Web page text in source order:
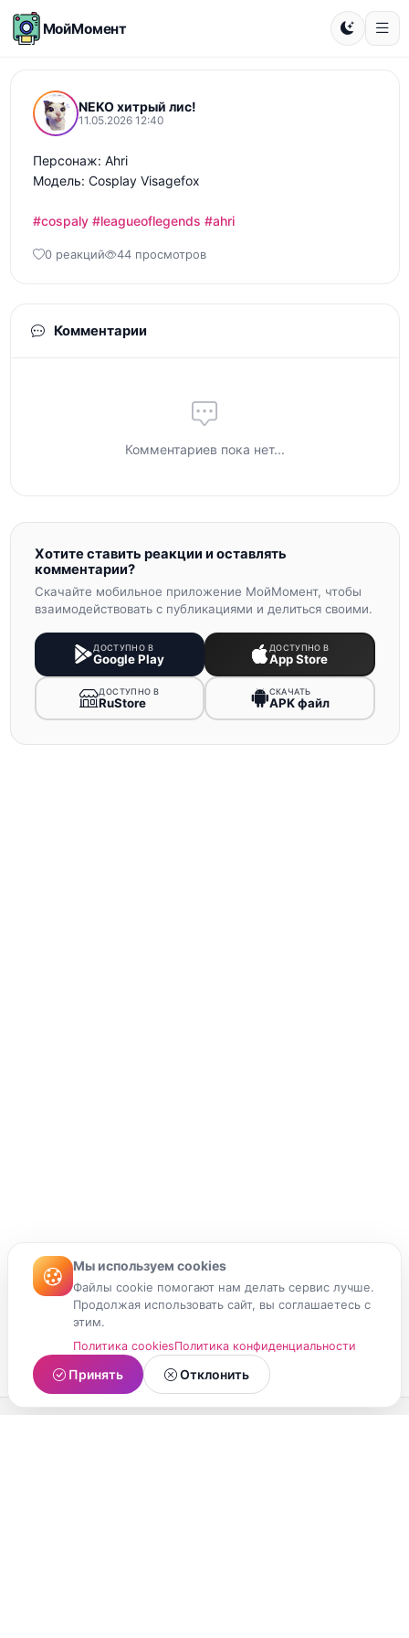
МойМомент
NEKO хитрый лис!
11.05.2026 12:40
Персонаж: Ahri
Модель: Cosplay Visagefox
#cospaly #leagueoflegends #ahri
0 реакций 44 просмотров
Комментарии
Комментариев пока нет...
Хотите ставить реакции и оставлять
комментарии?
Скачайте мобильное приложение МойМомент, чтобы
взаимодействовать с публикациями и делиться своими.
ДОСТУПНО В
Google Play
ДОСТУПНО В
App Store
ДОСТУПНО В
RuStore
СКАЧАТЬ
APK файл
Мы используем cookies
Файлы cookie помогают нам делать сервис лучше.
Продолжая использовать сайт, вы соглашаетесь с
этим.
Политика cookiesПолитика конфиденциальности
Принять Отклонить